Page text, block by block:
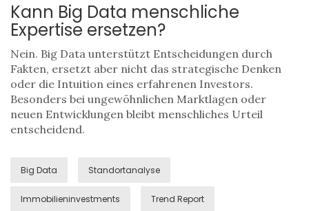
Kann Big Data menschliche
Expertise ersetzen?
Nein. Big Data unterstützt Entscheidungen durch
Fakten, ersetzt aber nicht das strategische Denken
oder die Intuition eines erfahrenen Investors.
Besonders bei ungewöhnlichen Marktlagen oder
neuen Entwicklungen bleibt menschliches Urteil
entscheidend.
Big Data Standortanalyse
Immobilieninvestments Trend Report